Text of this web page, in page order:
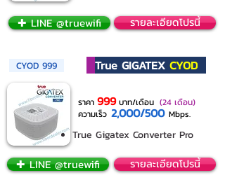
✚ LINE @truewifi รายละเอียดโปรนี้
CYOD 999 True GIGATEX CYOD
ราคา 999บาท/เดือน (24 เดือน)
ความเร็ว 2,000/500 Mbps.
True Gigatex Converter Pro
✚ LINE @truewifi รายละเอียดโปรนี้